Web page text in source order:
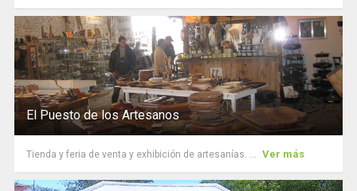
El Puesto de los Artesanos
Tienda y feria de venta y exhibición de artesanías. ... Ver más